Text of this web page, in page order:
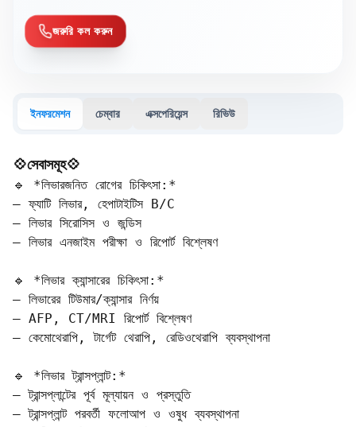
জরুরি কল করুন
ইনফরমেশন চেম্বার এক্সপেরিয়েন্স রিভিউ
💠সেবাসমূহ💠
🔹 *লিভারজনিত রোগের চিকিৎসা:*
– ফ্যাটি লিভার, হেপাটাইটিস B/C
– লিভার সিরোসিস ও জন্ডিস
– লিভার এনজাইম পরীক্ষা ও রিপোর্ট বিশ্লেষণ
🔹 *লিভার ক্যান্সারের চিকিৎসা:*
– লিভারের টিউমার/ক্যান্সার নির্ণয়
– AFP, CT/MRI রিপোর্ট বিশ্লেষণ
– কেমোথেরাপি, টার্গেট থেরাপি, রেডিওথেরাপি ব্যবস্থাপনা
🔹 *লিভার ট্রান্সপ্লান্ট:*
– ট্রান্সপ্লান্টের পূর্ব মূল্যায়ন ও প্রস্তুতি
– ট্রান্সপ্লান্ট পরবর্তী ফলোআপ ও ওষুধ ব্যবস্থাপনা